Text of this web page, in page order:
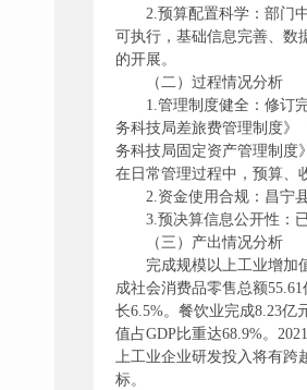
2.预算配置科学：部门
可执行，基础信息完善、数
的开展。
（二）过程情况分析
1.管理制度健全：修订
务科技局差旅费管理制度》
务科技局固定资产管理制度
在日常管理过程中，预算、
2.资金使用合规：昌宁
3.预决算信息公开性：
（三）产出情况分析
完成规模以上工业增加
成社会消费品零售总额
长6.5%。餐饮业完成8.23亿
值占GDP比重达68.9%。
上工业企业研发投入将有跨
标。